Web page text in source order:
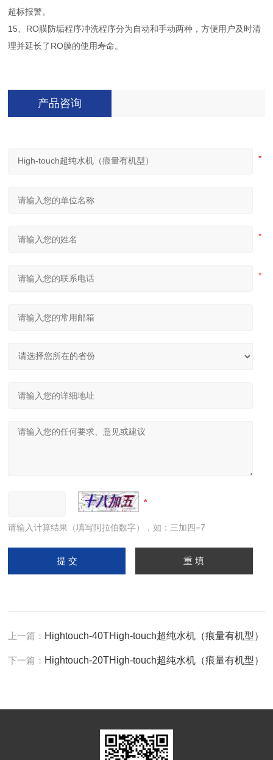
超标报警。
15、RO膜防垢程序冲洗程序分为自动和手动两种，方便用户及时清
理并延长了RO膜的使用寿命。
产品咨询
请输入计算结果（填写阿拉伯数字），如：三加四=7
上一篇： Hightouch-40THigh-touch超纯水机（痕量有机型）
下一篇： Hightouch-20THigh-touch超纯水机（痕量有机型）